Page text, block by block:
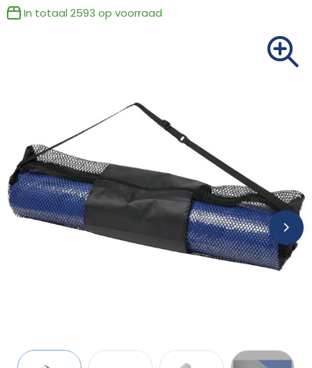
Kledingaccessoires
Ondergoed, Sokken en Nachtkleding
Overhemden
Schoenen
In totaal 2593 op voorraad